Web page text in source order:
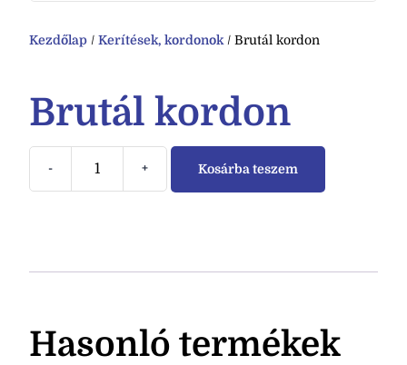
Kezdőlap / Kerítések, kordonok / Brutál kordon
Brutál kordon
- + Kosárba teszem
Hasonló termékek